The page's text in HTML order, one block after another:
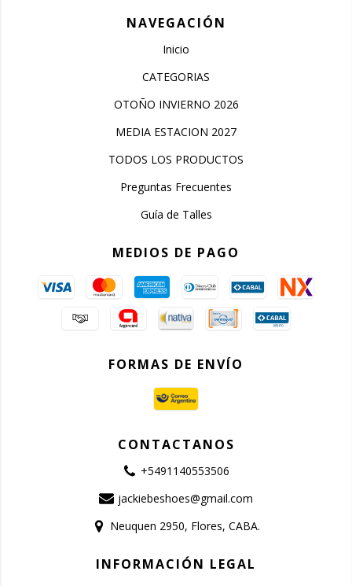
NAVEGACIÓN
Inicio
CATEGORIAS
OTOÑO INVIERNO 2026
MEDIA ESTACION 2027
TODOS LOS PRODUCTOS
Preguntas Frecuentes
Guía de Talles
MEDIOS DE PAGO
FORMAS DE ENVÍO
CONTACTANOS
+5491140553506
jackiebeshoes@gmail.com
Neuquen 2950, Flores, CABA.
INFORMACIÓN LEGAL